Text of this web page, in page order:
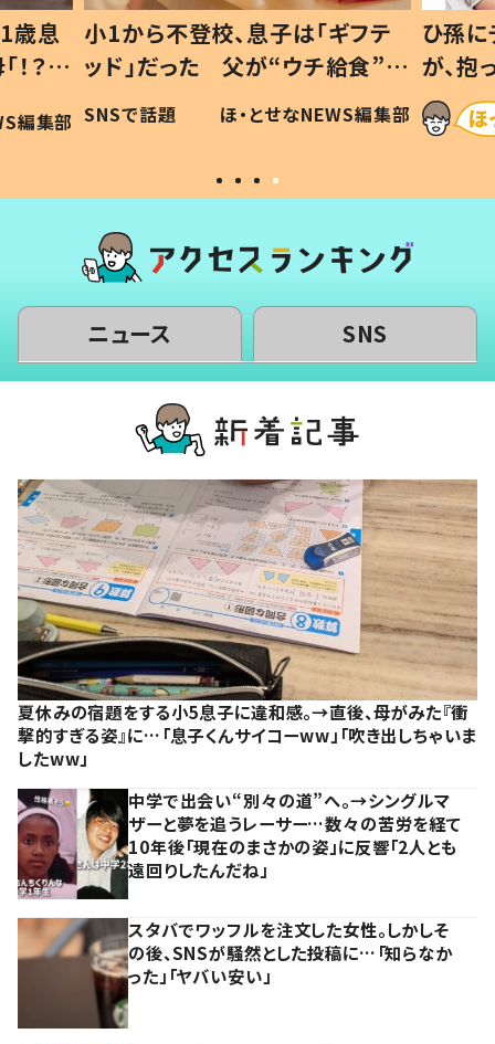
歳息
？」
編集部
小1から不登校、息子は「ギフテ
ッド」だった 父が“ウチ給食”を
作り続ける理由とは #令和の親
#令和の子
SNSで話題 ほ・とせなNEWS編集部
ひ孫
が、
「涙が
い」
ニュース SNS
夏休みの宿題をする小5息子に違和感。→直後、母がみた『衝
撃的すぎる姿』に…「息子くんサイコーww」「吹き出しちゃいま
したww」
中学で出会い“別々の道”へ。→シングルマ
ザーと夢を追うレーサー…数々の苦労を経て
10年後「現在のまさかの姿」に反響「2人とも
遠回りしたんだね」
スタバでワッフルを注文した女性。しかしそ
の後、SNSが騒然とした投稿に…「知らなか
った」「ヤバい安い」